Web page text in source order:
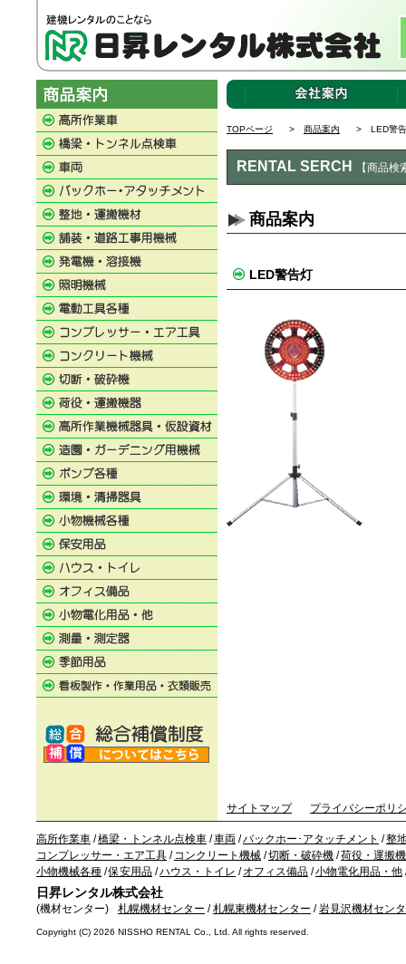
TOPページ > 商品案内 > LED警
RENTAL SERCH 【商品検
商品案内
LED警告灯
サイトマップ プライバシーポリ
高所作業車 /橋梁・トンネル点検車 /車両 /バックホー･アタッチメント /整
コンプレッサー・エア工具 / コンクリート機械 /切断・破砕機 /荷役・運搬
小物機械各種 /保安用品 /ハウス・トイレ / オフィス備品 /小物電化用品・他
日昇レンタル株式会社
(機材センター) 札幌機材センター /札幌東機材センター /岩見沢機材セン
Copyright (C) 2026 NISSHO RENTAL Co., Ltd. All rights reserved.